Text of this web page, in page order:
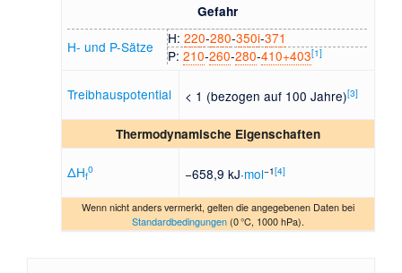
Gefahr
H- und P-Sätze H:220​‐​280​‐​350i​‐​371
P:210​‐​260​‐​280​‐​410+403[1]
Treibhauspotential < 1 (bezogen auf 100 Jahre)[3]
Thermodynamische Eigenschaften
ΔHf
0 −658,9 kJ·mol−1[4]
Wenn nicht anders vermerkt, gelten die angegebenen Daten bei
Standardbedingungen(0 °C, 1000 hPa).